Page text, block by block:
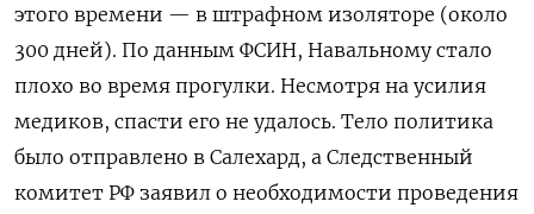
этого времени — в штрафном изоляторе (около
300 дней). По данным ФСИН, Навальному стало
плохо во время прогулки. Несмотря на усилия
медиков, спасти его не удалось. Тело политика
было отправлено в Салехард, а Следственный
комитет РФ заявил о необходимости проведения